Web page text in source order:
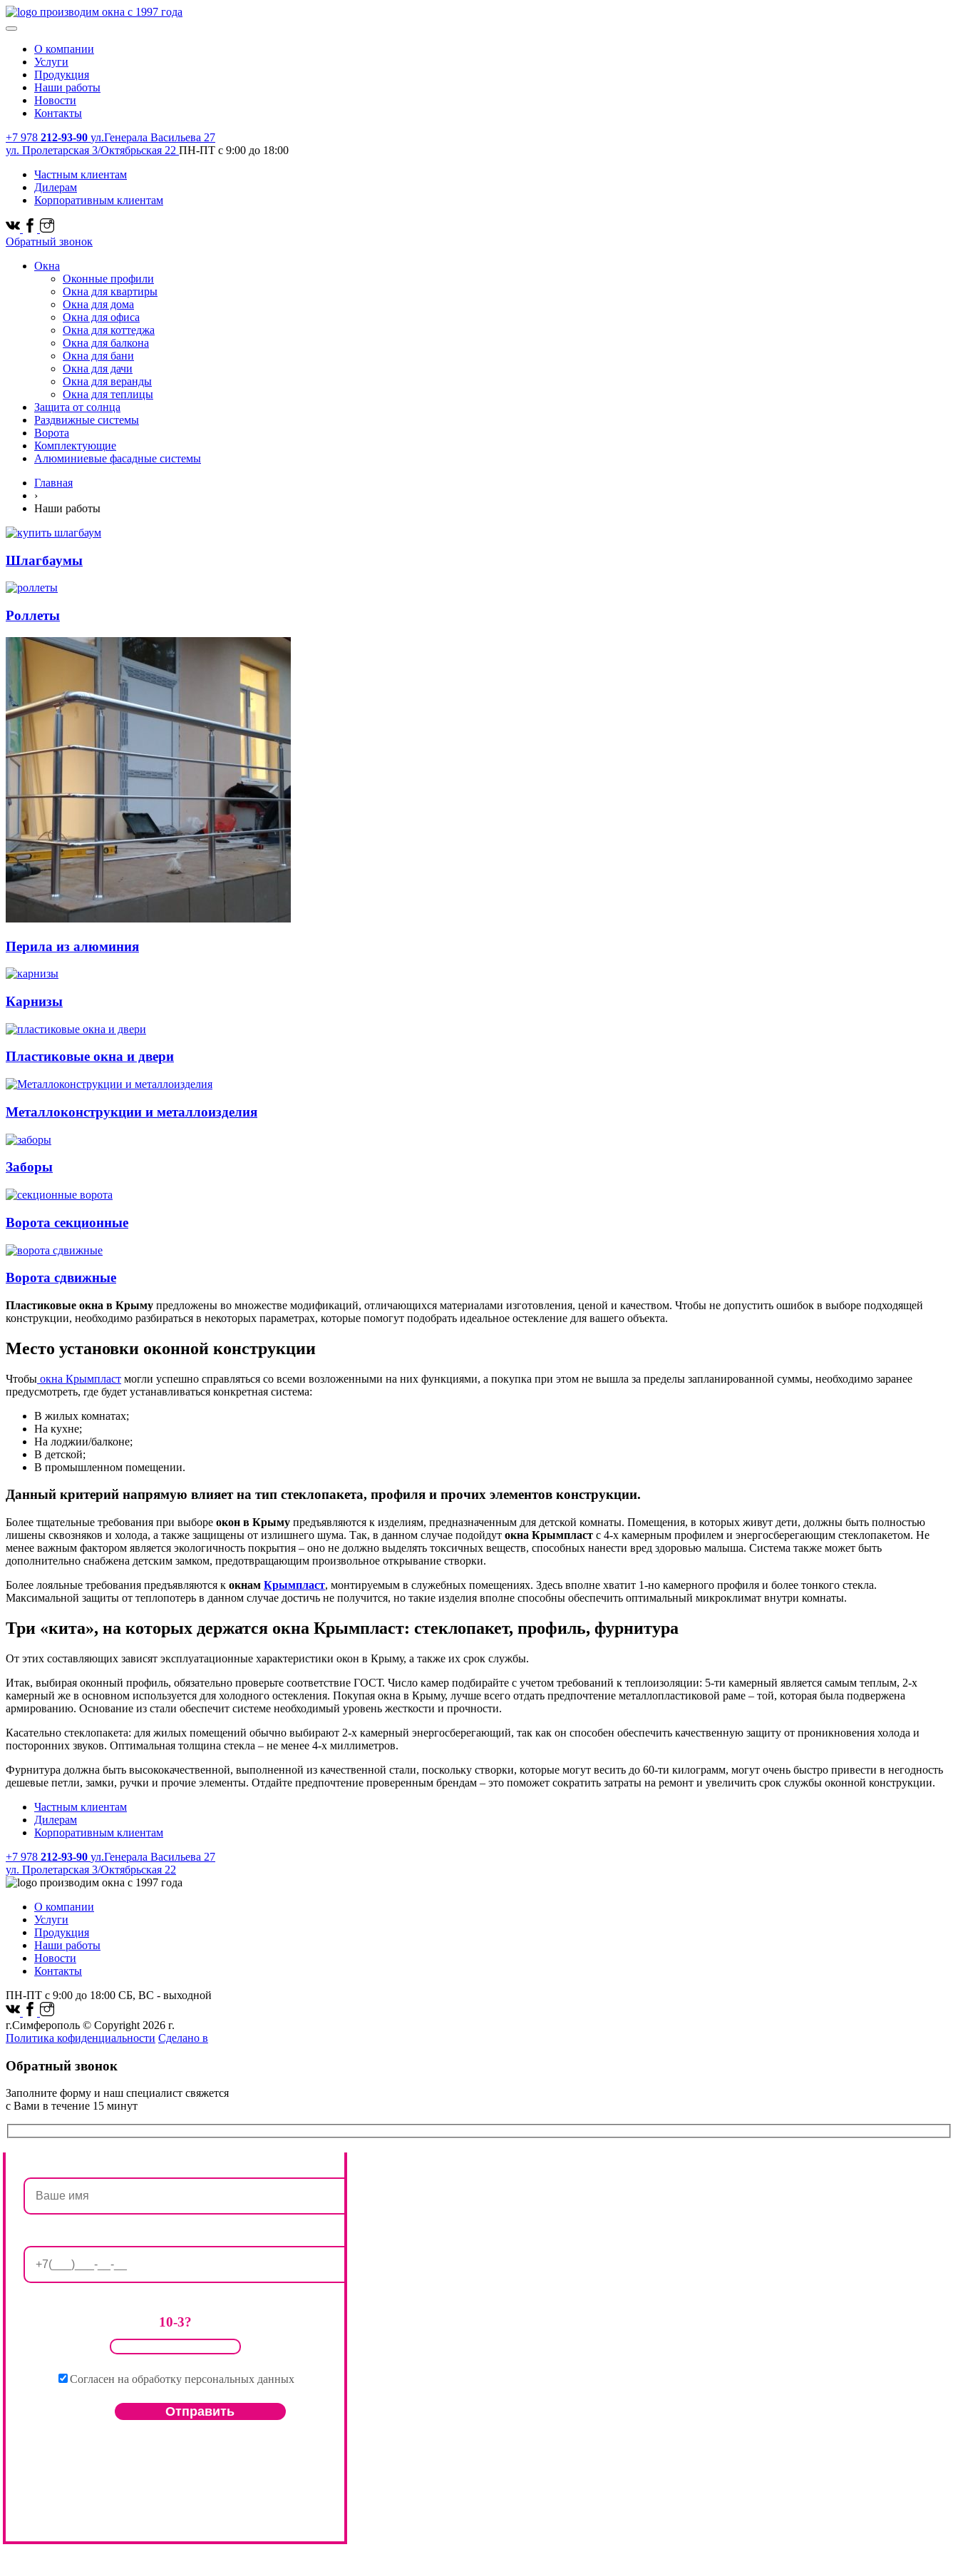
производим окна с 1997 года
О компании
Услуги
Продукция
Наши работы
Новости
Контакты
+7 978 212-93-90 ул.Генерала Васильева 27
ул. Пролетарская 3/Октябрьская 22 ПН-ПТ с 9:00 до 18:00
Частным клиентам
Дилерам
Корпоративным клиентам
Обратный звонок
Окна
Оконные профили
Окна для квартиры
Окна для дома
Окна для офиса
Окна для коттеджа
Окна для балкона
Окна для бани
Окна для дачи
Окна для веранды
Окна для теплицы
Защита от солнца
Раздвижные системы
Ворота
Комплектующие
Алюминиевые фасадные системы
Главная
›
Наши работы
Шлагбаумы
Роллеты
Перила из алюминия
Карнизы
Пластиковые окна и двери
Металлоконструкции и металлоизделия
Заборы
Ворота секционные
Ворота сдвижные
Пластиковые окна в Крыму предложены во множестве модификаций, отличающихся материалами изготовления, ценой и качеством. Чтобы не допустить ошибок в выборе подходящей
конструкции, необходимо разбираться в некоторых параметрах, которые помогут подобрать идеальное остекление для вашего объекта.
Место установки оконной конструкции
Чтобы окна Крымпласт могли успешно справляться со всеми возложенными на них функциями, а покупка при этом не вышла за пределы запланированной суммы, необходимо заранее
предусмотреть, где будет устанавливаться конкретная система:
В жилых комнатах;
На кухне;
На лоджии/балконе;
В детской;
В промышленном помещении.
Данный критерий напрямую влияет на тип стеклопакета, профиля и прочих элементов конструкции.
Более тщательные требования при выборе окон в Крыму предъявляются к изделиям, предназначенным для детской комнаты. Помещения, в которых живут дети, должны быть полностью
лишены сквозняков и холода, а также защищены от излишнего шума. Так, в данном случае подойдут окна Крымпласт с 4-х камерным профилем и энергосберегающим стеклопакетом. Не
менее важным фактором является экологичность покрытия – оно не должно выделять токсичных веществ, способных нанести вред здоровью малыша. Система также может быть
дополнительно снабжена детским замком, предотвращающим произвольное открывание створки.
Более лояльные требования предъявляются к окнам Крымпласт, монтируемым в служебных помещениях. Здесь вполне хватит 1-но камерного профиля и более тонкого стекла.
Максимальной защиты от теплопотерь в данном случае достичь не получится, но такие изделия вполне способны обеспечить оптимальный микроклимат внутри комнаты.
Три «кита», на которых держатся окна Крымпласт: стеклопакет, профиль, фурнитура
От этих составляющих зависят эксплуатационные характеристики окон в Крыму, а также их срок службы.
Итак, выбирая оконный профиль, обязательно проверьте соответствие ГОСТ. Число камер подбирайте с учетом требований к теплоизоляции: 5-ти камерный является самым теплым, 2-х
камерный же в основном используется для холодного остекления. Покупая окна в Крыму, лучше всего отдать предпочтение металлопластиковой раме – той, которая была подвержена
армированию. Основание из стали обеспечит системе необходимый уровень жесткости и прочности.
Касательно стеклопакета: для жилых помещений обычно выбирают 2-х камерный энергосберегающий, так как он способен обеспечить качественную защиту от проникновения холода и
посторонних звуков. Оптимальная толщина стекла – не менее 4-х миллиметров.
Фурнитура должна быть высококачественной, выполненной из качественной стали, поскольку створки, которые могут весить до 60-ти килограмм, могут очень быстро привести в негодность
дешевые петли, замки, ручки и прочие элементы. Отдайте предпочтение проверенным брендам – это поможет сократить затраты на ремонт и увеличить срок службы оконной конструкции.
Частным клиентам
Дилерам
Корпоративным клиентам
+7 978 212-93-90 ул.Генерала Васильева 27
ул. Пролетарская 3/Октябрьская 22
производим окна с 1997 года
О компании
Услуги
Продукция
Наши работы
Новости
Контакты
ПН-ПТ с 9:00 до 18:00 СБ, ВС - выходной
г.Симферополь © Copyright 2026 г.
Политика кофиденциальности Сделано в
Обратный звонок
Заполните форму и наш специалист свяжется
с Вами в течение 15 минут
10-3?
Согласен на обработку персональных данных